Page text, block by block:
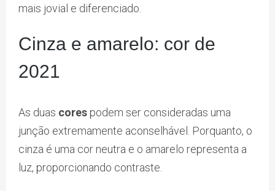
mais jovial e diferenciado.
Cinza e amarelo: cor de
2021
As duas cores podem ser consideradas uma
junção extremamente aconselhável. Porquanto, o
cinza é uma cor neutra e o amarelo representa a
luz, proporcionando contraste.